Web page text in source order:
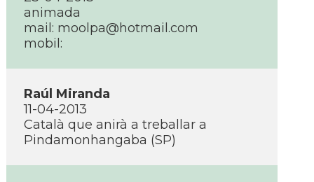
animada
mail: moolpa@hotmail.com
mobil:
Raúl Miranda
11-04-2013
Català que anirà a treballar a
Pindamonhangaba (SP)